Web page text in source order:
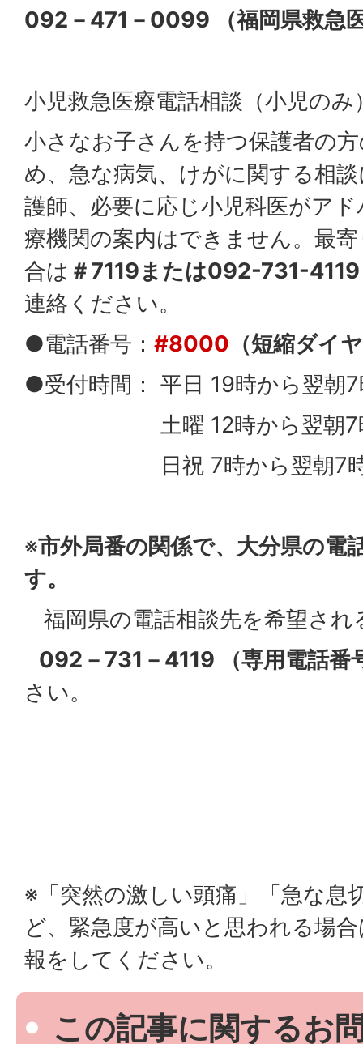
092－471－0099 （福岡県救急
小児救急医療電話相談（小児のみ
小さなお子さんを持つ保護者の
め、急な病気、けがに関する相
護師、必要に応じ小児科医がア
療機関の案内はできません。最
合は ＃7119または092-731-
連絡ください。
●電話番号： #8000 （短縮ダイ
●受付時間： 平日 19時から翌朝
土曜 12時から翌朝7
日祝 7時から翌朝7時
※市外局番の関係で、大分県の電
す。
福岡県の電話相談先を希望され
092－731－4119 （専用電話番
さい。
※「突然の激しい頭痛」「急な息
ど、緊急度が高いと思われる場
報をしてください。
この記事に関するお